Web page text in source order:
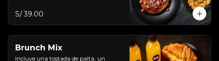
S/ 39.00
Brunch Mix
Incluye una tostada de palta, un